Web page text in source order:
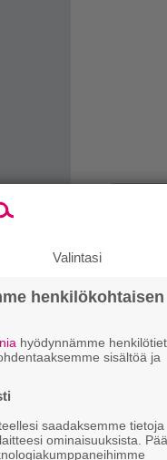
Valintasi
henkilökohtaisen
hyödynnämme
sisältöä ja
saadaksemme tietoja
ominaisuuksista.